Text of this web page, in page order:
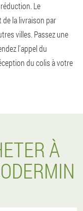
Le
la livraison par
villes. Passez une
l'appel du
du colis à votre
À